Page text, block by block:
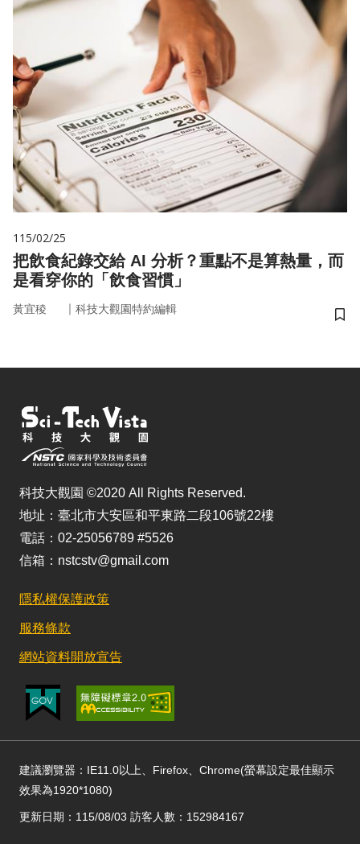
115/02/25
把飲食紀錄交給 AI 分析？重點不是算熱量，而
是看穿你的「飲食習慣」
黃宜稜 ｜ 科技大觀園特約編輯
儲
科技大觀園 ©2020 All Rights Reserved.
地址：臺北市大安區和平東路二段106號22樓
電話：02-25056789 #5526
信箱：nstcstv@gmail.com
隱私權保護政策
服務條款
網站資料開放宣告
建議瀏覽器：IE11.0以上、Firefox、Chrome(螢幕設定最佳顯示
效果為1920*1080)
更新日期：115/08/03 訪客人數：152984167